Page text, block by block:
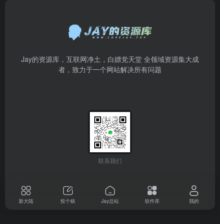
Jay的资源库，互联网净土，白嫖党天堂 全领域资源集大成
者，致力于一个网站解决所有问题
联系我们
新大陆 投个稿 Jay总站 软件库 我的